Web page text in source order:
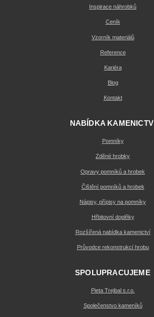
Inspirace náhrobků
Ceník
Vzorník materiálů
Reference
Kariéra
Blog
Kontakt
NABÍDKA KAMENICTVÍ
Pomníky
Zděné hrobky
Opravy pomníků a hrobek
Čištění pomníků a hrobek
Nápisy, přípisy na pomníky
Hřbitovní doplňky
Rozšířená nabídka kamenictví
Průvodce rekonstrukcí hrobu
SPOLUPRACUJEME
Pieta Trejbal s.r.o.
Společenstvo kameníků